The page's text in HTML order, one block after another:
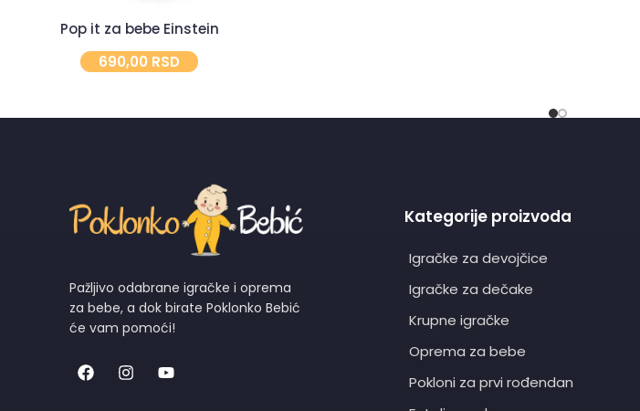
Pop it za bebe Einstein
690,00 RSD
Pažljivo odabrane igračke i oprema
za bebe, a dok birate Poklonko Bebić
će vam pomoći!
Kategorije proizvoda
Igračke za devojčice
Igračke za dečake
Krupne igračke
Oprema za bebe
Pokloni za prvi rođendan